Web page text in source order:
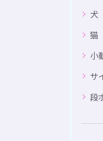
犬
猫
小
サ
段